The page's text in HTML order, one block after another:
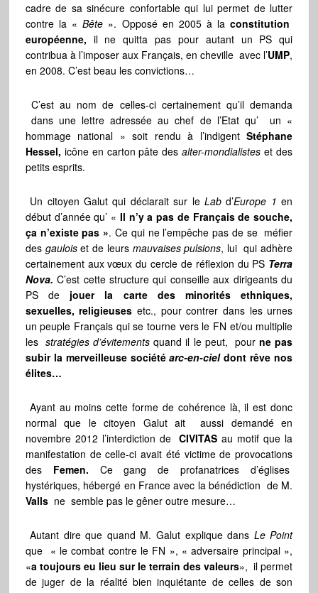
cadre de sa sinécure confortable qui lui permet de lutter
contre la «Bête ». Opposé en 2005 à la constitution
européenne, il ne quitta pas pour autant un PS qui
contribua à l’imposer aux Français, en cheville avec l’UMP,
en 2008. C’est beau les convictions…
C’est au nom de celles-ci certainement qu’il demanda
dans une lettre adressée au chef de l’Etat qu’ un «
hommage national » soit rendu à l’indigentStéphane
Hessel, icône en carton pâte des alter-mondialistes et des
petits esprits.
Un citoyen Galut qui déclarait sur le Labd’Europe 1 en
début d’année qu’ « Il n’y a pas de Français de souche,
ça n’existe pas ». Ce qui ne l’empêche pas de se méfier
desgauloiset de leurs mauvaises pulsions, lui qui adhère
certainement aux vœux du cercle de réflexion du PS Terra
Nova. C’est cette structure qui conseille aux dirigeants du
PS de jouer la carte des minorités ethniques,
sexuelles, religieuses etc., pour contrer dans les urnes
un peuple Français qui se tourne vers le FN et/ou multiplie
lesstratégies d’évitements quand il le peut, pourne pas
subir la merveilleuse sociétéarc-en-cieldont rêve nos
élites…
Ayant au moins cette forme de cohérence là, il est donc
normal que le citoyen Galut ait aussi demandé en
novembre 2012 l’interdiction deCIVITAS au motif que la
manifestation de celle-ci avait été victime de provocations
des Femen. Ce gang de profanatrices d’églises
hystériques, hébergé en France avec la bénédiction de M.
Vallsne semble pas le gêner outre mesure…
Autant dire que quand M. Galut explique dans Le Point
que « le combat contre le FN », « adversaire principal »,
«a toujours eu lieu sur le terrain des valeurs», il permet
de juger de la réalité bien inquiétante de celles de son